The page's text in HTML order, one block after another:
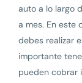
auto a lo largo
a mes. En este
debes realizar
importante
pueden cobrar